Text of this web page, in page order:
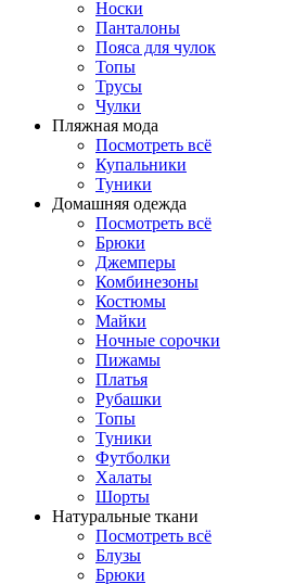
Носки
Панталоны
Поясa для чулок
Топы
Трусы
Чулки
Пляжная мода
Посмотреть всё
Купальники
Туники
Домашняя одежда
Посмотреть всё
Брюки
Джемперы
Комбинезоны
Костюмы
Майки
Ночные сорочки
Пижамы
Платья
Рубашки
Топы
Туники
Футболки
Халаты
Шорты
Натуральные ткани
Посмотреть всё
Блузы
Брюки